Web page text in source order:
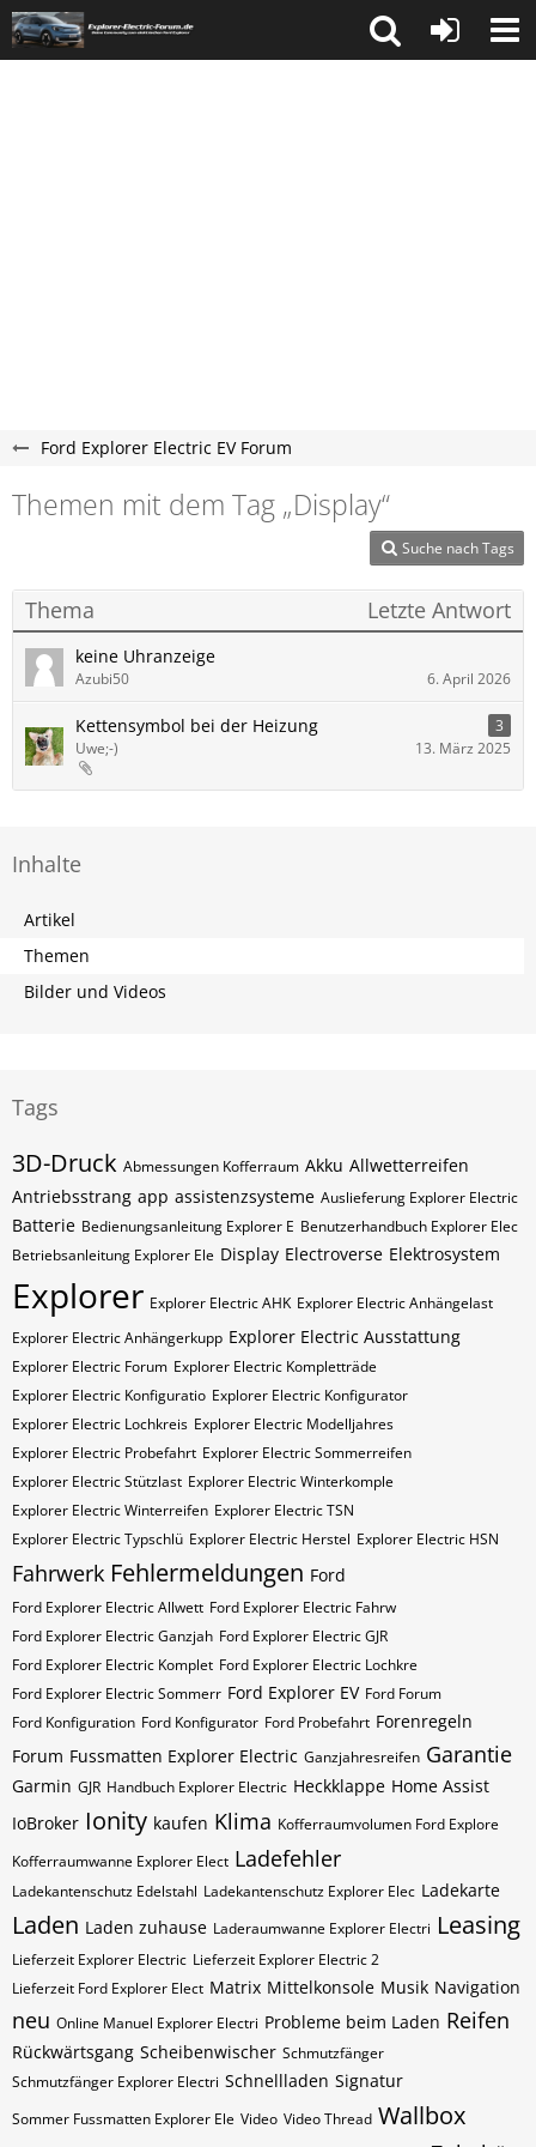
Ford Explorer Electric EV Forum
Themen mit dem Tag „Display“
Suche nach Tags
Thema Letzte Antwort
keine Uhranzeige
Azubi50 6. April 2026
Kettensymbol bei der Heizung
3
Uwe;-)
13. März 2025
Inhalte
Artikel
Themen
Bilder und Videos
Tags
3D-Druck Abmessungen Kofferraum Akku Allwetterreifen
Antriebsstrang app assistenzsysteme Auslieferung Explorer Electric
Batterie Bedienungsanleitung Explorer E Benutzerhandbuch Explorer Elec
Betriebsanleitung Explorer Ele Display Electroverse Elektrosystem
Explorer Explorer Electric AHK Explorer Electric Anhängelast
Explorer Electric Anhängerkupp Explorer Electric Ausstattung
Explorer Electric Forum Explorer Electric Kompletträde
Explorer Electric Konfiguratio Explorer Electric Konfigurator
Explorer Electric Lochkreis Explorer Electric Modelljahres
Explorer Electric Probefahrt Explorer Electric Sommerreifen
Explorer Electric Stützlast Explorer Electric Winterkomple
Explorer Electric Winterreifen Explorer Electric​​​​ TSN
Explorer Electric​​​​ Typschlü Explorer Electric​​​​​ Herstel Explorer Electric​​​​​ HSN
Fahrwerk Fehlermeldungen Ford
Ford Explorer Electric Allwett Ford Explorer Electric Fahrw
Ford Explorer Electric Ganzjah Ford Explorer Electric GJR
Ford Explorer Electric Komplet Ford Explorer Electric Lochkre
Ford Explorer Electric Sommerr Ford Explorer EV Ford Forum
Ford Konfiguration Ford Konfigurator Ford Probefahrt Forenregeln
Forum Fussmatten Explorer Electric Ganzjahresreifen Garantie
Garmin GJR Handbuch Explorer Electric Heckklappe Home Assist
IoBroker Ionity kaufen Klima Kofferraumvolumen Ford Explore
Kofferraumwanne Explorer Elect Ladefehler
Ladekantenschutz Edelstahl Ladekantenschutz Explorer Elec Ladekarte
Laden Laden zuhause Laderaumwanne Explorer Electri Leasing
Lieferzeit Explorer Electric Lieferzeit Explorer Electric 2
Lieferzeit Ford Explorer Elect Matrix Mittelkonsole Musik Navigation
neu Online Manuel Explorer Electri Probleme beim Laden Reifen
Rückwärtsgang Scheibenwischer Schmutzfänger
Schmutzfänger Explorer Electri Schnellladen Signatur
Sommer Fussmatten Explorer Ele Video Video Thread Wallbox